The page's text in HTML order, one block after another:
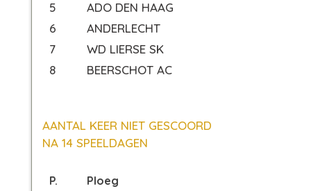
5
ADO DEN HAAG
6
ANDERLECHT
7
WD LIERSE SK
8
BEERSCHOT AC
AANTAL KEER NIET GESCOORD
NA 14 SPEELDAGEN
P. Ploeg